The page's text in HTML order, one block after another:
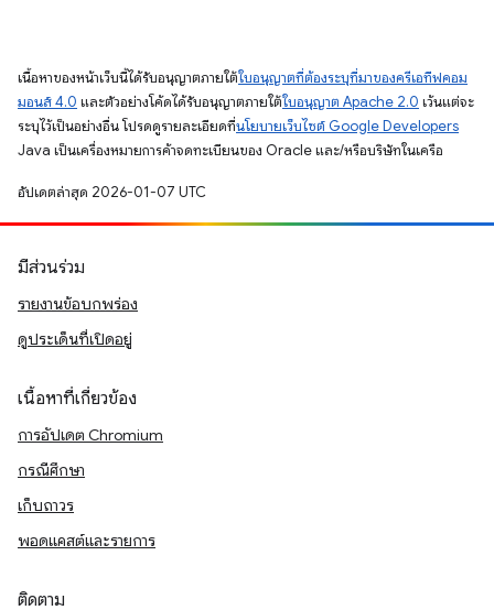
เนื้อหาของหน้าเว็บนี้ได้รับอนุญาตภายใต้ใบอนุญาตที่ต้องระบุที่มาของครีเอทีฟคอม
มอนส์ 4.0 และตัวอย่างโค้ดได้รับอนุญาตภายใต้ใบอนุญาต Apache 2.0 เว้นแต่จะ
ระบุไว้เป็นอย่างอื่น โปรดดูรายละเอียดที่นโยบายเว็บไซต์ Google Developers
Java เป็นเครื่องหมายการค้าจดทะเบียนของ Oracle และ/หรือบริษัทในเครือ
อัปเดตล่าสุด 2026-01-07 UTC
มีส่วนร่วม
รายงานข้อบกพร่อง
ดูประเด็นที่เปิดอยู่
เนื้อหาที่เกี่ยวข้อง
การอัปเดต Chromium
กรณีศึกษา
เก็บถาวร
พอดแคสต์และรายการ
ติดตาม